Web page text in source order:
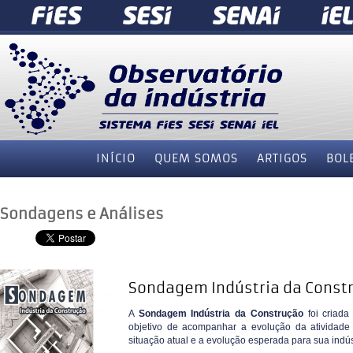
INÍCIO QUEM SOMOS ARTIGOS
Sondagens e Análises
Sondagem Indústria da
A Sondagem Indústria da Construçãofoi criada
objetivo de acompanhar a evolução da
situação atual e a evolução esperada para sua